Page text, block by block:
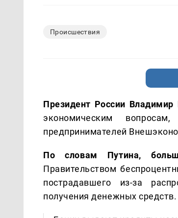
Происшествия
Президент России
экономическим
предпринимателей
По словам Путина,
Правительством
пострадавшего из-за
получения денежных средств.